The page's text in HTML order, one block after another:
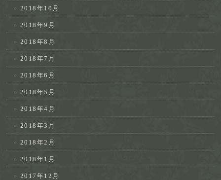
2018年10月
2018年9月
2018年8月
2018年7月
2018年6月
2018年5月
2018年4月
2018年3月
2018年2月
2018年1月
2017年12月